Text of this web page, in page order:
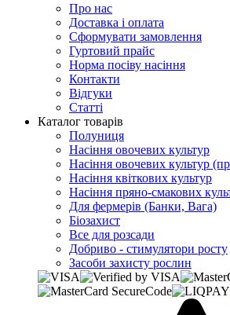
Про нас
Доставка і оплата
Сформувати замовлення
Гуртовий прайс
Норма посіву насіння
Контакти
Відгуки
Статті
Каталог товарів
Полуниця
Насіння овочевих культур
Насіння овочевих культур
Насіння квіткових культур
Насіння пряно-смакових
Для фермерів (Банки, Вага)
Біозахист
Все для розсади
Добриво - стимулятори росту
Засоби захисту рослин